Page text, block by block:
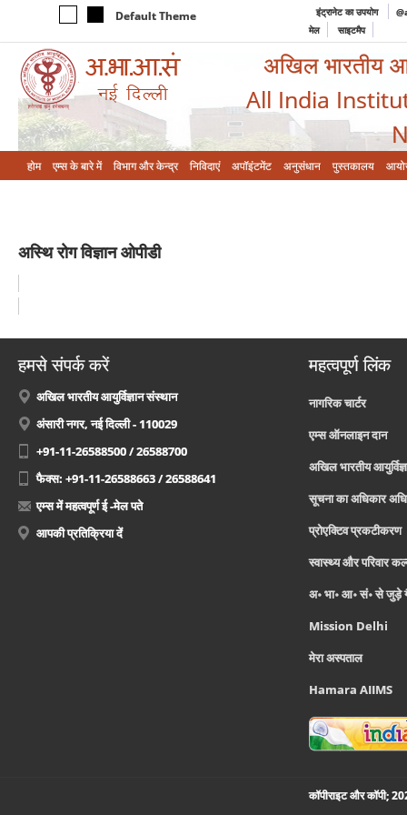
Default Theme इंट्रानेट का उपयोग
मेल
साइटमैप
अखिल भारतीय
All India
होम एम्‍स के बारे में विभाग और केन्‍द्र निविदाएं अपॉइंटमेंट अनुसंधान पुस्तकालय
अस्थि रोग विज्ञान ओपीडी
हमसे संपर्क करें
अखिल भारतीय आयुर्विज्ञान संस्थान
अंसारी नगर, नई दिल्ली - 110029
+91-11-26588500 / 26588700
फैक्स: +91-11-26588663 / 26588641
एम्स में महत्वपूर्ण ई -मेल पते
आपकी प्रतिक्रिया दें
महत्वपूर्ण लिंक
नागरिक चार्टर
एम्स ऑनलाइन दान
अखिल भारतीय
सूचना का अधिकार
प्रोएक्टिव प्रकटीकरण
स्वास्थ्य और परिवार
अ॰ भा॰ आ॰ सं॰ से जुड़े
Mission Delhi
मेरा अस्पताल
Hamara AIIMS
कॉपीराइट और कॉपी;